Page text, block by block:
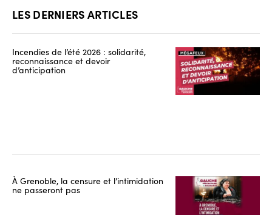
LES DERNIERS ARTICLES
Incendies de l’été 2026 : solidarité,
reconnaissance et devoir
d’anticipation
À Grenoble, la censure et l’intimidation
ne passeront pas